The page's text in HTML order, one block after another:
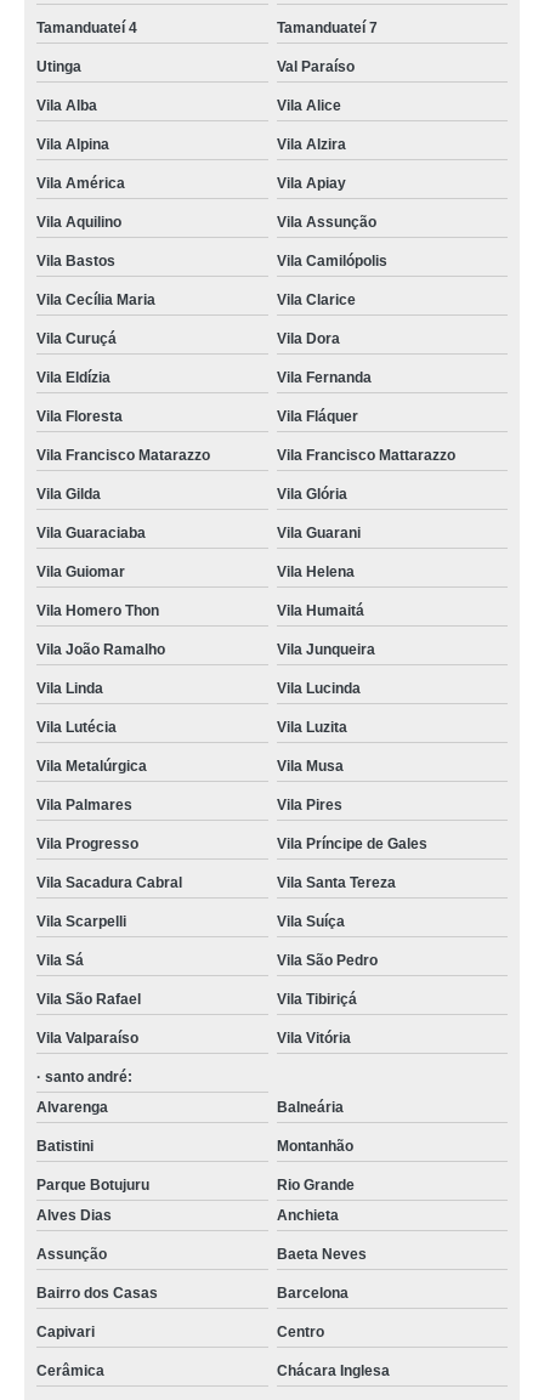
Tamanduateí 4 Tamanduateí 7
Utinga Val Paraíso
Vila Alba Vila Alice
Vila Alpina Vila Alzira
Vila América Vila Apiay
Vila Aquilino Vila Assunção
Vila Bastos Vila Camilópolis
Vila Cecília Maria Vila Clarice
Vila Curuçá Vila Dora
Vila Eldízia Vila Fernanda
Vila Floresta Vila Fláquer
Vila Francisco Matarazzo Vila Francisco Mattarazzo
Vila Gilda Vila Glória
Vila Guaraciaba Vila Guarani
Vila Guiomar Vila Helena
Vila Homero Thon Vila Humaitá
Vila João Ramalho Vila Junqueira
Vila Linda Vila Lucinda
Vila Lutécia Vila Luzita
Vila Metalúrgica Vila Musa
Vila Palmares Vila Pires
Vila Progresso Vila Príncipe de Gales
Vila Sacadura Cabral Vila Santa Tereza
Vila Scarpelli Vila Suíça
Vila Sá Vila São Pedro
Vila São Rafael Vila Tibiriçá
Vila Valparaíso Vila Vitória
· santo andré:
Alvarenga
Balneária
Batistini Montanhão
Parque Botujuru
Rio Grande
Alves Dias
Anchieta
Assunção Baeta Neves
Bairro dos Casas Barcelona
Capivari Centro
Cerâmica Chácara Inglesa